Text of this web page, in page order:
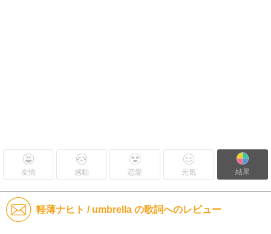
友情 感動 恋愛 元気 結果
軽薄ナヒト / umbrella の歌詞へのレビュー